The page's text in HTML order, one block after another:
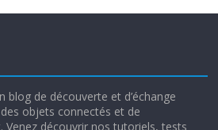
blog de découverte et d’échange
objets connectés et de
Venez découvrir nos tutoriels, tests